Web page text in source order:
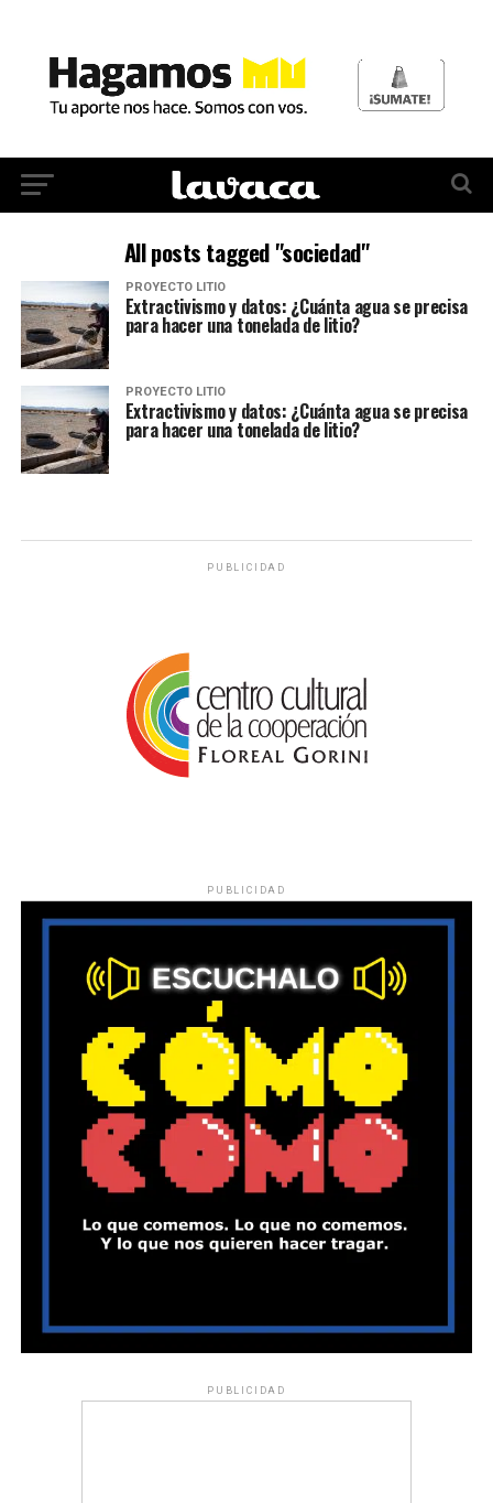
All posts tagged "sociedad"
PROYECTO LITIO
Extractivismo y datos: ¿Cuánta agua se precisa
para hacer una tonelada de litio?
PROYECTO LITIO
Extractivismo y datos: ¿Cuánta agua se precisa
para hacer una tonelada de litio?
PUBLICIDAD
PUBLICIDAD
PUBLICIDAD